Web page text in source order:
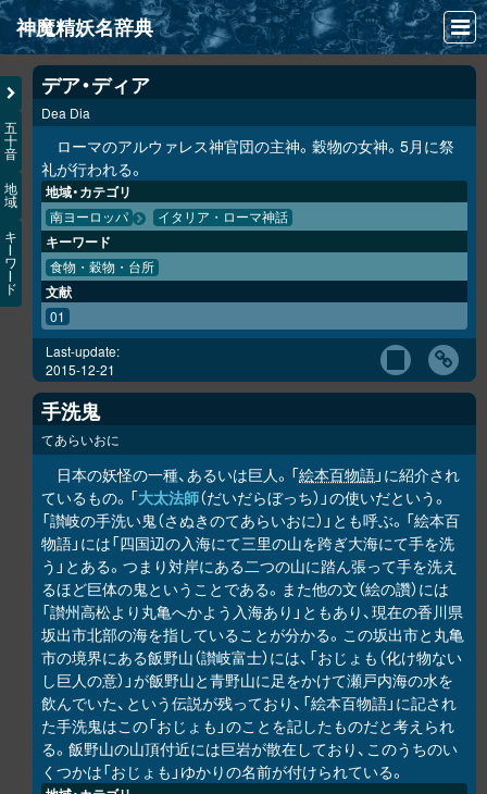
神魔精妖名辞典
NEWS
INFO
文献
検索
凖項目
画像資料便覧
LINK
五
十
音
地
域
キ
ワ
ド
デア・ディア
Dea Dia
ローマのアルウァレス神官団の主神。穀物の女神。5月に祭
礼が行われる。
地域・カテゴリ
南ヨーロッパ イタリア・ローマ神話
キーワード
食物・穀物・台所
文献
01
Last-update:
2015-12-21
手洗鬼
てあらいおに
日本の妖怪の一種、あるいは巨人。「絵本百物語」に紹介され
ているもの。「大太法師（だいだらぼっち）」の使いだという。
「讃岐の手洗い鬼（さぬきのてあらいおに）」とも呼ぶ。「絵本百
物語」には「四国辺の入海にて三里の山を跨ぎ大海にて手を洗
う」とある。つまり対岸にある二つの山に踏ん張って手を洗え
るほど巨体の鬼ということである。また他の文（絵の讚）には
「讃州高松より丸亀へかよう入海あり」ともあり、現在の香川県
坂出市北部の海を指していることが分かる。この坂出市と丸亀
市の境界にある飯野山（讃岐富士）には、「おじょも（化け物ない
し巨人の意）」が飯野山と青野山に足をかけて瀬戸内海の水を
飲んでいた、という伝説が残っており、「絵本百物語」に記され
た手洗鬼はこの「おじょも」のことを記したものだと考えられ
る。飯野山の山頂付近には巨岩が散在しており、このうちのい
くつかは「おじょも」ゆかりの名前が付けられている。